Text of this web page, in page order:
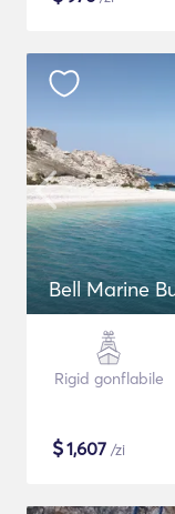
Bell Marine
Rigid gonflabile
$1,607 /zi